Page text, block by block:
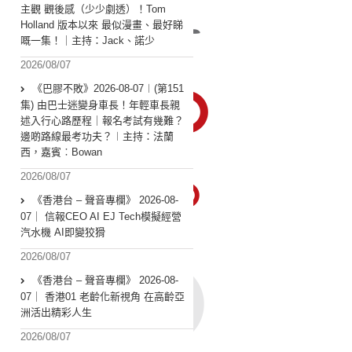
主觀 觀後感（少少劇透）！Tom
Holland 版本以來 最似漫畫、最好睇
嘅一集！｜主持：Jack、諾少
2026/08/07
《巴膠不敗》2026-08-07︱(第151
集) 由巴士迷變身車長！年輕車長親
述入行心路歷程｜報名考試有幾難？
邊啲路線最考功夫？︱主持：法蘭
西，嘉賓︰Bowan
2026/08/07
《香港台 – 聲音專欄》 2026-08-
07｜ 信報CEO AI EJ Tech模擬經營
汽水機 AI即變狡猾
2026/08/07
《香港台 – 聲音專欄》 2026-08-
07｜ 香港01 老齡化新視角 在高齡亞
洲活出精彩人生
2026/08/07